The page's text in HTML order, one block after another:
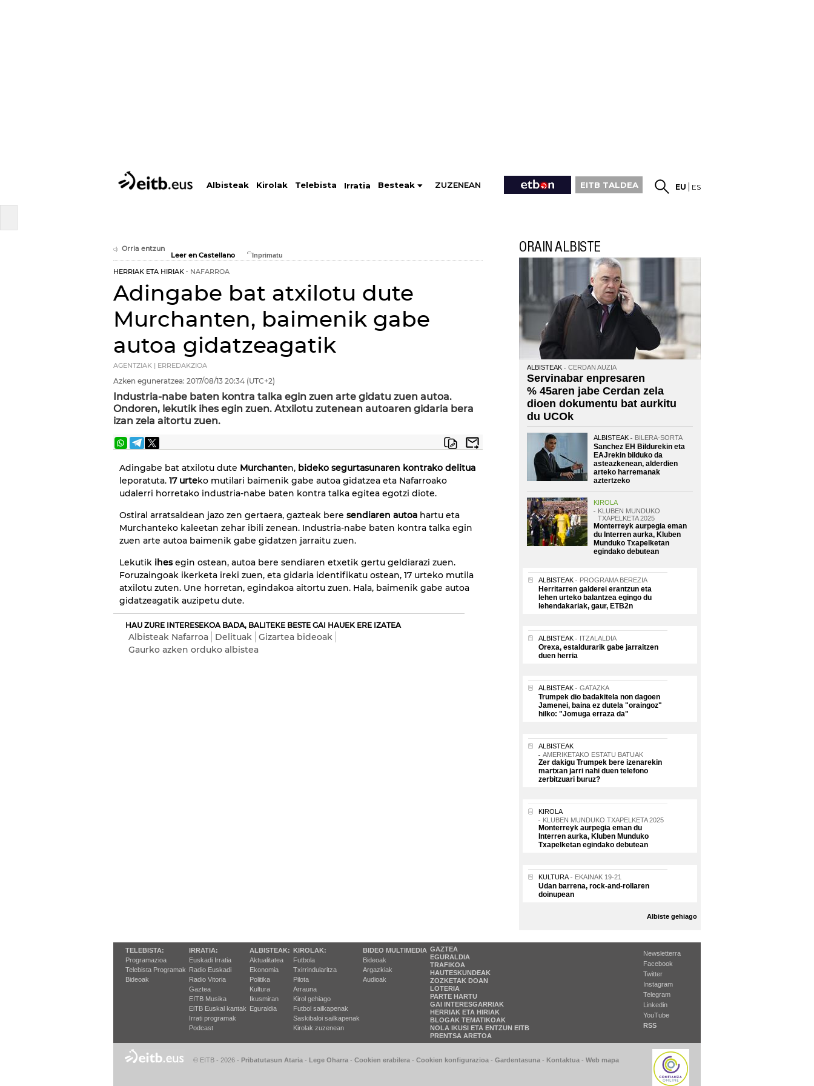
Albisteak Kirolak Telebista Irratia Besteak ZUZENEAN EITB TALDEA EU ES
Orria entzun
Leer en Castellano
HERRIAK ETA HIRIAK NAFARROA
Adingabe bat atxilotu dute
Murchanten, baimenik gabe
autoa gidatzeagatik
AGENTZIAK | ERREDAKZIOA
Azken eguneratzea: 2017/08/13 20:34 (UTC+2)
Industria-nabe baten kontra talka egin zuen arte gidatu zuen autoa.
Ondoren, lekutik ihes egin zuen. Atxilotu zutenean autoaren gidaria bera
izan zela aitortu zuen.
Adingabe bat atxilotu dute Murchanten, bideko segurtasunaren kontrako delitua
leporatuta. 17 urteko mutilari baimenik gabe autoa gidatzea eta Nafarroako
udalerri horretako industria-nabe baten kontra talka egitea egotzi diote.
Ostiral arratsaldean jazo zen gertaera, gazteak bere sendiaren autoa hartu eta
Murchanteko kaleetan zehar ibili zenean. Industria-nabe baten kontra talka egin
zuen arte autoa baimenik gabe gidatzen jarraitu zuen.
Lekutik ihesegin ostean, autoa bere sendiaren etxetik gertu geldiarazi zuen.
Foruzaingoak ikerketa ireki zuen, eta gidaria identifikatu ostean, 17 urteko mutila
atxilotu zuten. Une horretan, egindakoa aitortu zuen. Hala, baimenik gabe autoa
gidatzeagatik auzipetu dute.
HAU ZURE INTERESEKOA BADA, BALITEKE BESTE GAI HAUEK ERE IZATEA
Albisteak Nafarroa Delituak
Gizartea bideoak
Gaurko azken orduko albistea
ORAIN ALBISTE
ALBISTEAK CERDAN AUZIA
Servinabar enpresaren
% 45aren jabe Cerdan zela
dioen dokumentu bat aurkitu
du UCOk
ALBISTEAK BILERA-SORTA
Sanchez EH Bildurekin eta
EAJrekin bilduko da
asteazkenean, alderdien
arteko harremanak
aztertzeko
KIROLA
KLUBEN MUNDUKO
TXAPELKETA 2025
Monterreyk aurpegia eman
du Interren aurka, Kluben
Munduko Txapelketan
egindako debutean
ALBISTEAK PROGRAMA BEREZIA
Herritarren galderei erantzun eta
lehen urteko balantzea egingo du
lehendakariak, gaur, ETB2n
ALBISTEAK ITZALALDIA
Orexa, estaldurarik gabe jarraitzen
duen herria
ALBISTEAK GATAZKA
Trumpek dio badakitela non dagoen
Jamenei, baina ez dutela "oraingoz"
hilko: "Jomuga erraza da"
ALBISTEAK
AMERIKETAKO ESTATU BATUAK
Zer dakigu Trumpek bere izenarekin
martxan jarri nahi duen telefono
zerbitzuari buruz?
KIROLA
KLUBEN MUNDUKO TXAPELKETA 2025
Monterreyk aurpegia eman du
Interren aurka, Kluben Munduko
Txapelketan egindako debutean
KULTURA EKAINAK 19-21
Udan barrena, rock-and-rollaren
doinupean
Albiste gehiago
TELEBISTA:
Programazioa
Telebista Programak
Bideoak
IRRATIA:
Euskadi Irratia
Radio Euskadi
Radio Vitoria
Gaztea
EITB Musika
EiTB Euskal kantak
Irrati programak
Podcast
ALBISTEAK:
Aktualitatea
Ekonomia
Politika
Kultura
Ikusmiran
Eguraldia
KIROLAK:
Futbola
Txirrindularitza
Pilota
Arrauna
Kirol gehiago
Futbol sailkapenak
Saskibaloi sailkapenak
Kirolak zuzenean
BIDEO MULTIMEDIA
Bideoak
Argazkiak
Audioak
GAZTEA
EGURALDIA
TRAFIKOA
HAUTESKUNDEAK
ZOZKETAK DOAN
LOTERIA
PARTE HARTU
GAI INTERESGARRIAK
HERRIAK ETA HIRIAK
BLOGAK TEMATIKOAK
NOLA IKUSI ETA ENTZUN EITB
PRENTSA ARETOA
Newsletterra
Facebook
Twitter
Instagram
Telegram
Linkedin
YouTube
RSS
© EITB - 2026 - Pribatutasun Ataria - Lege Oharra - Cookien erabilera - Cookien konfigurazioa - Gardentasuna - Kontaktua - Web mapa